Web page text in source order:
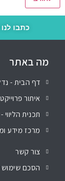
כתבו לנו
מה באתר
דף הבית -
איתור
תכנית הליווי -
מרכז מידע
צור קשר
הסכם שימוש